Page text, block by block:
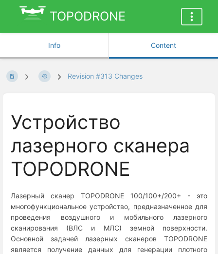
TOPODRONE
Info Content
Revision #313 Changes
Устройство
лазерного сканера
TOPODRONE
Лазерный сканер TOPODRONE 100/100+/200+ - это
многофункциональное устройство, предназначенное для
проведения воздушного и мобильного лазерного
сканирования (ВЛС и МЛС) земной поверхности.
Основной задачей лазерных сканеров TOPODRONE
является получение данных для генерации плотного